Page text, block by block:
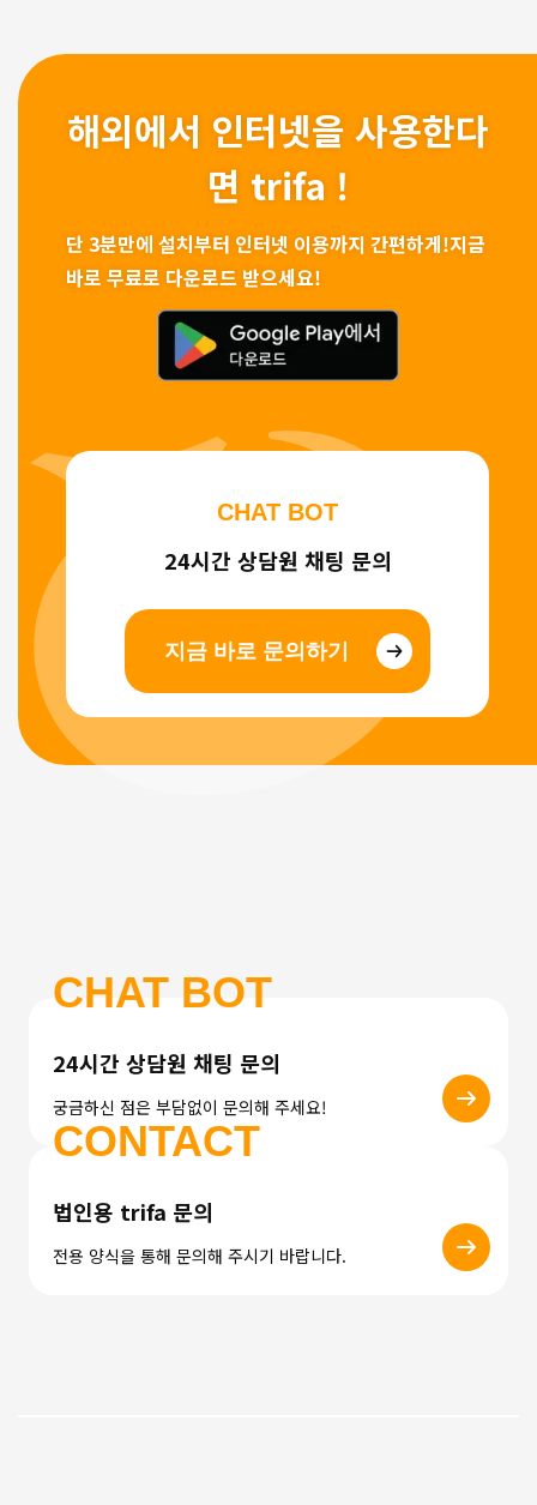
해외에서 인터넷을 사용한다
면 trifa !
단 3분만에 설치부터 인터넷 이용까지 간편하게!지금
바로 무료로 다운로드 받으세요!
CHAT BOT
24시간 상담원 채팅 문의
지금 바로 문의하기
CHAT BOT
24시간 상담원 채팅 문의
궁금하신 점은 부담없이 문의해 주세요!
CONTACT
법인용 trifa 문의
전용 양식을 통해 문의해 주시기 바랍니다.